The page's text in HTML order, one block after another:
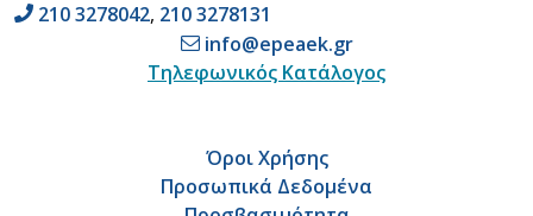
210 3278042, 210 3278131
info@epeaek.gr
Τηλεφωνικός Κατάλογος
Όροι Χρήσης
Προσωπικά Δεδομένα